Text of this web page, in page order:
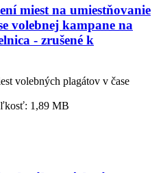
miest na umiestňovanie
volebnej kampane na
- zrušené k
volebných plagátov v čase
1,89 MB